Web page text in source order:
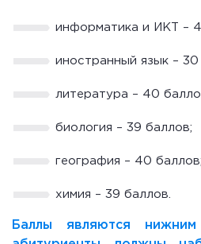
информатика и ИКТ –
иностранный язык – 30
литература – 40
биология – 39 баллов;
география – 40 баллов;
химия – 39 баллов.
Баллы являются